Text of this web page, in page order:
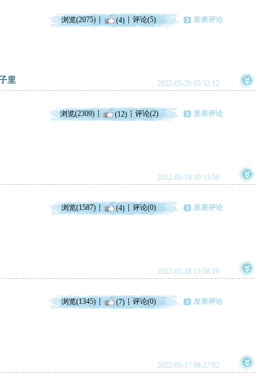
浏览(2075) (4) 评论(5) 发表评论
里 2022-05-20 05:32:12
浏览(2309) (12) 评论(2) 发表评论
2022-05-19 10:13:50
浏览(1587) (4) 评论(0) 发表评论
2022-05-18 15:58:19
浏览(1345) (7) 评论(0) 发表评论
2022-05-17 08:27:02